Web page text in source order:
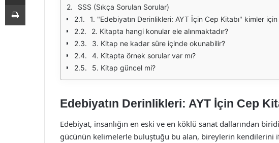
SSS (Sıkça Sorulan Sorular)
1. "Edebiyatın Derinlikleri: AYT İçin Cep Kitabı" kimler
2. Kitapta hangi konular ele alınmaktadır?
3. Kitap ne kadar süre içinde okunabilir?
4. Kitapta örnek sorular var mı?
5. Kitap güncel mi?
Edebiyatın Derinlikleri: AYT İçin Cep
Edebiyat, insanlığın en eski ve en köklü sanat dallarından
gücünün kelimelerle buluştuğu bu alan, bireylerin kendilerini